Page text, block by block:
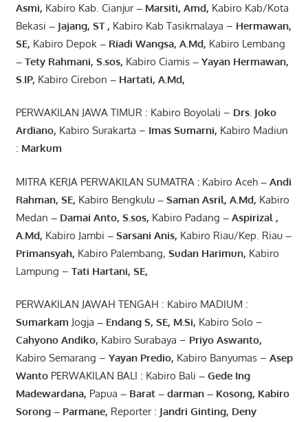
Asmi, Kabiro Kab. Cianjur– Marsiti, Amd, Kabiro Kab/Kota
Bekasi – Jajang, ST , Kabiro Kab Tasikmalaya – Hermawan,
SE, Kabiro Depok – Riadi Wangsa, A.Md, Kabiro Lembang
– Tety Rahmani, S.sos, Kabiro Ciamis– Yayan Hermawan,
S.IP, Kabiro Cirebon – Hartati, A.Md,
PERWAKILAN JAWA TIMUR : Kabiro Boyolali – Drs. Joko
Ardiano, Kabiro Surakarta – Imas Sumarni, Kabiro Madiun
: Markum
MITRA KERJA PERWAKILAN SUMATRA :Kabiro Aceh– Andi
Rahman, SE, Kabiro Bengkulu– Saman Asril, A.Md, Kabiro
Medan – Damai Anto, S.sos, Kabiro Padang – Aspirizal ,
A.Md, Kabiro Jambi – Sarsani Anis, Kabiro Riau/Kep. Riau–
Primansyah, Kabiro Palembang, Sudan Harimun, Kabiro
Lampung – Tati Hartani, SE,
PERWAKILAN JAWAH TENGAH : Kabiro MADIUM :
Sumarkam Jogja – EndangS, SE, M.Si, Kabiro Solo –
Cahyono Andiko, Kabiro Surabaya – Priyo Aswanto,
Kabiro Semarang – Yayan Predio, Kabiro Banyumas – Asep
WantoPERWAKILAN BALI : Kabiro Bali – Gede Ing
Madewardana, Papua – Barat – darman– Kosong, Kabiro
Sorong– Parmane, Reporter : Jandri Ginting, Deny